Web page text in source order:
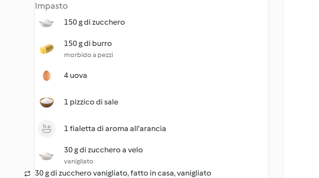
Impasto
150 g di zucchero
150 g di burro
morbido a pezzi
4 uova
1 pizzico di sale
1 fialetta di aroma all'arancia
30 g di zucchero a velo
vanigliato
30 g di zucchero vanigliato, fatto in casa, vanigliato